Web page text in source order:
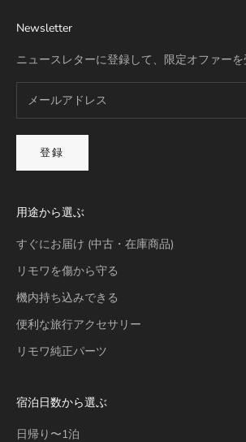
Newsletter
ニュースレターに登録して、限定オファーを
登録
用途から選ぶ
すぐにお届け (中古・在庫商品)
リモワを傷から守る
機内持ち込みできる
便利な旅行アクセサリー
リモワ純正パーツ
宿泊日数から選ぶ
日帰り〜1泊